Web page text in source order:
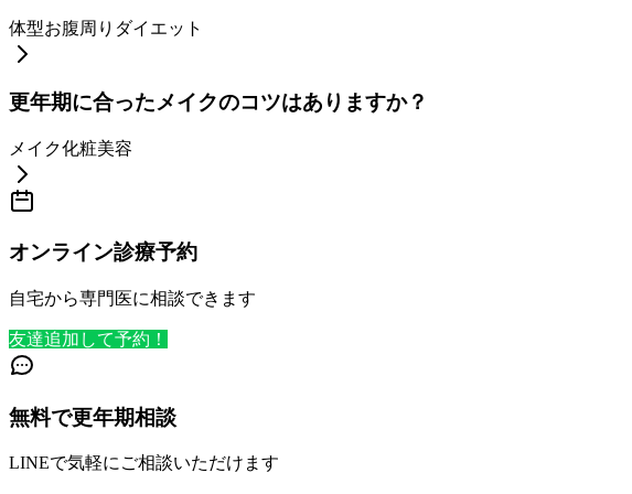
体型お腹周り ダイエット
更年期に合ったメイクのコツはありますか？
メイク化粧美容
オンライン診療予約
自宅から専門医に相談できます
友達追加して予約！
無料で更年期相談
LINEで気軽にご相談いただけます